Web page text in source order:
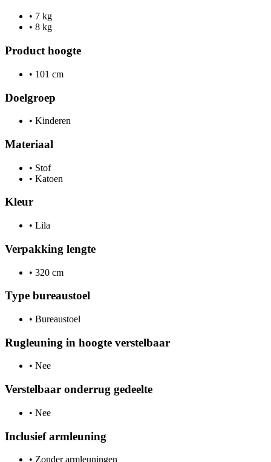
• 7 kg
• 8 kg
Product hoogte
• 101 cm
Doelgroep
• Kinderen
Materiaal
• Stof
• Katoen
Kleur
• Lila
Verpakking lengte
• 320 cm
Type bureaustoel
• Bureaustoel
Rugleuning in hoogte verstelbaar
• Nee
Verstelbaar onderrug gedeelte
• Nee
Inclusief armleuning
• Zonder armleuningen